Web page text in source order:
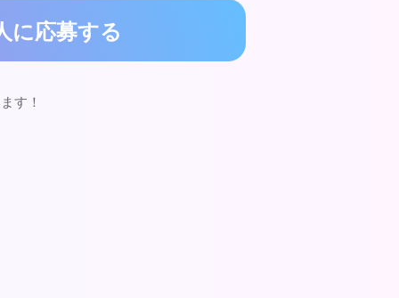
に応募する
す！